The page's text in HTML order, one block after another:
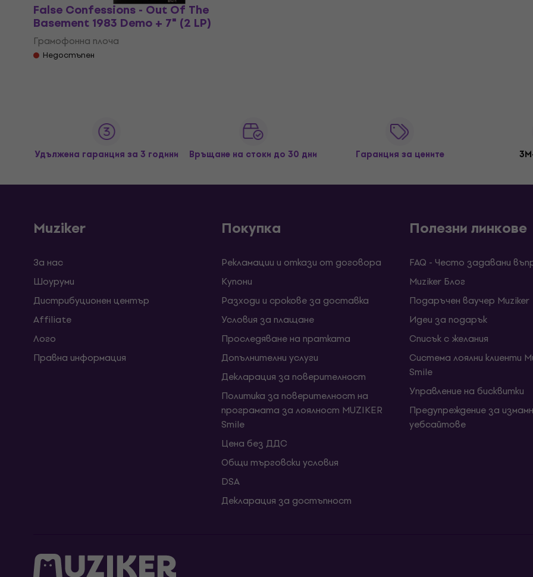
False Confessions - Out Of The
Basement 1983 Demo + 7" (2 LP)
Грамофонна плоча
Недостъпен
Удължена гаранция за 3 години Връщане на стоки до 30 дни Гаранция за цените
Muziker
За нас
Шоуруми
Дистрибуционен център
Affiliate
Лого
Правна информация
Покупка
Рекламации и откази от договора
Kупони
Разходи и срокове за доставка
Условия за плащане
Проследяване на пратката
Допълнителни услуги
Декларация за поверителност
Политика за поверителност на
програмата за лоялност MUZIKER
Smile
Цена без ДДС
Общи търговски условия
DSA
Декларация за достъпност
Полезни линкове
FAQ - Често задавани
Muziker Блог
Подаръчен ваучер Muziker
Идеи за подарък
Списък с желания
Система лоялни клиенти
Smile
Управление на бисквитки
Предупреждение за
уебсайтове